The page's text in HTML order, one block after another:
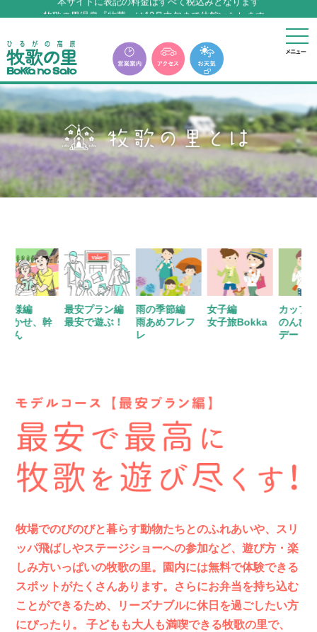
牧歌の里温泉『牧華』は12月中旬まで休館いたします。
、幹
最安プラン編
最安で遊ぶ！
雨の季節編
雨あめフレフ
女子編
女子旅Bokka
カップル編
のんびり高原
デート
牧場でのびのびと暮らす動物たちとのふれあいや、スリ
ッパ飛ばしやステージショーへの参加など、遊び方・楽
しみ方いっぱいの牧歌の里。園内には無料で体験できる
スポットがたくさんあります。さらにお弁当を持ち込む
ことができるため、リーズナブルに休日を過ごしたい方
にぴったり。 子どもも大人も満喫できる牧歌の里で、